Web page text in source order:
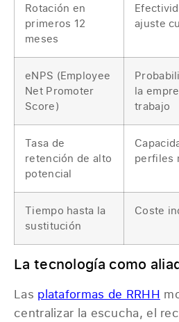
Rotación en
primeros 12
meses
ajuste
eNPS (Employee
Net Promoter
Score)
la
trabajo
Tasa de
retención de alto
potencial
perfiles
Tiempo hasta la
sustitución
Coste
La tecnología como
Las plataformas de RRHH
centralizar la escucha, el